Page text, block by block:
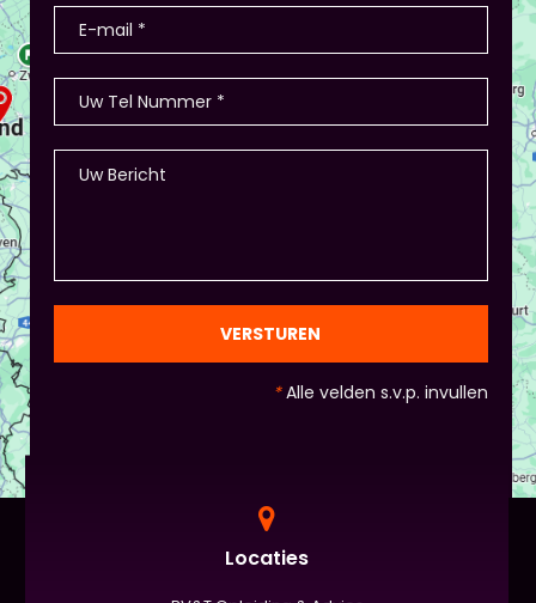
VERSTUREN
*Alle velden s.v.p. invullen
Locaties